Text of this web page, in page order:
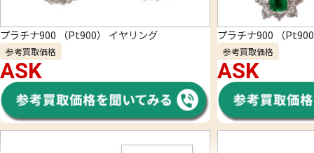
プラチナ900 （Pt900） イヤリング
参考買取価格
ASK
プラチナ900 （
参考買取価格
ASK